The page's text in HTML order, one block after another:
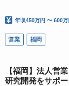
年収450万円 〜 600万
営業 福岡
【福岡】法人営
研究開発をサポー